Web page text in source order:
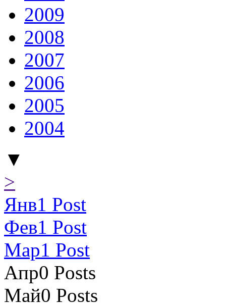
2009
2008
2007
2006
2005
2004
▼
>
Янв1 Post
Фев1 Post
Мар1 Post
Апр0 Posts
Май0 Posts